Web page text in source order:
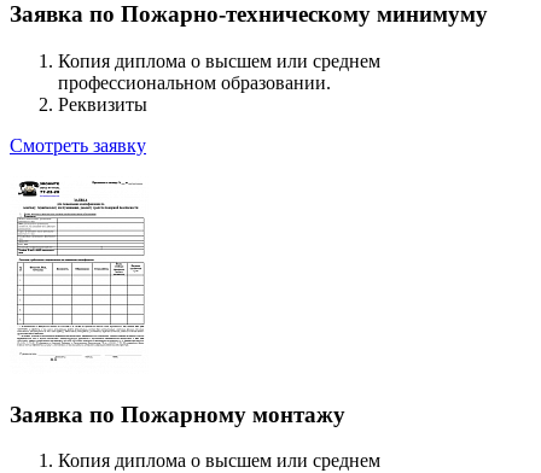
Заявка по Пожарно-техническому минимуму
Копия диплома о высшем или среднем
профессиональном образовании.
Реквизиты
Смотреть заявку
Заявка по Пожарному монтажу
Копия диплома о высшем или среднем